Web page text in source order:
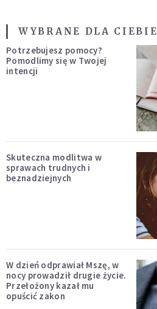
WYBRANE DLA CIEBIE
Potrzebujesz pomocy?
Pomodlimy się w Twojej
intencji
Skuteczna modlitwa w
sprawach trudnych i
beznadziejnych
W dzień odprawiał Mszę, w
nocy prowadził drugie życie.
Przełożony kazał mu
opuścić zakon